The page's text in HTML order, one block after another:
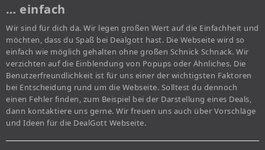
… einfach
Wir sind für dich da. Wir legen großen Wert auf die Einfachheit und
möchten, dass du Spaß bei Dealgott hast. Die Webseite wird so
einfach wie möglich gehalten ohne großen Schnick Schnack. Wir
verzichten auf die Einblendung von Popups oder Ähnliches. Die
Benutzerfreundlichkeit ist für uns einer der wichtigsten Faktoren
bei Entscheidung rund um die Webseite. Solltest du dennoch
einen Fehler finden, zum Beispiel bei der Darstellung eines Deals,
dann kontaktiere uns gerne. Wir freuen uns auch über Vorschläge
und Ideen für die DealGott Webseite.